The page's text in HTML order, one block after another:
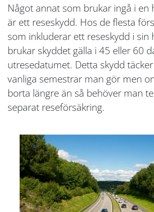
Något annat som brukar ingå i en
är ett reseskydd. Hos de flesta
som inkluderar ett reseskydd i sin
brukar skyddet gälla i 45 eller 60
utresedatumet. Detta skydd
vanliga semestrar man gör men
borta längre än så behöver man
separat reseförsäkring.